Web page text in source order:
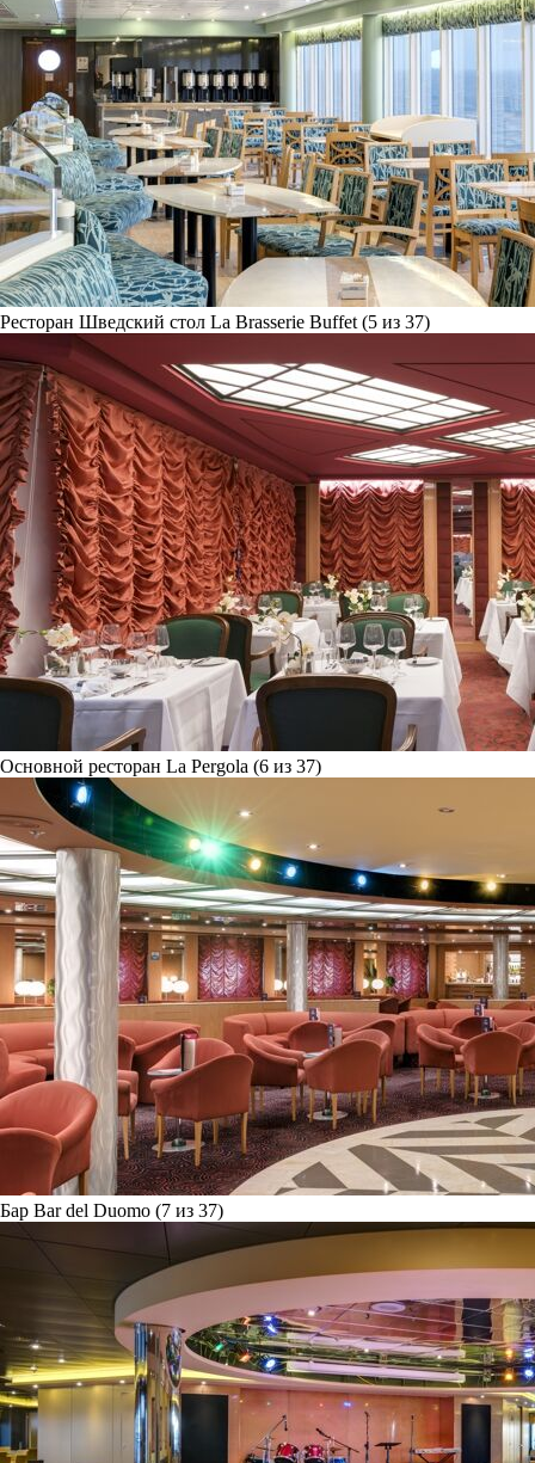
Ресторан Шведский стол La Brasserie Buffet (5 из 37)
Основной ресторан La Pergola (6 из 37)
Бар Bar del Duomo (7 из 37)